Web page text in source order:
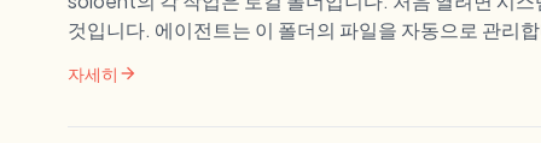
것입니다. 에이전트는 이 폴더의 파일을 자동으로 관리
자세히 arrow_forward